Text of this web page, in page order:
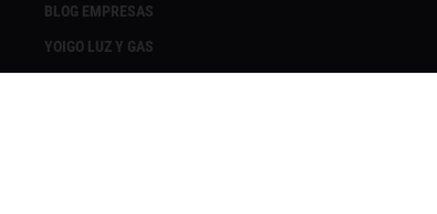
BLOG EMPRESAS
YOIGO LUZ Y GAS